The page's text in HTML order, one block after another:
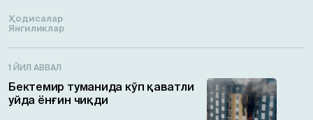
Ҳодисалар
Янгиликлар
1 ЙИЛ АВВАЛ
Бектемир туманида кўп қаватли
уйда ёнғин чиқди